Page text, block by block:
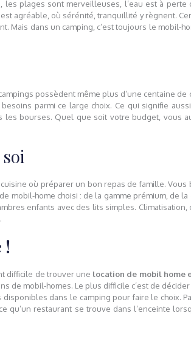
plages sont merveilleuses, l’eau est à
agréable, où sérénité, tranquillité y règnent.
Mais dans un camping, c’est toujours le mobil-
possèdent même plus d’une centaine
parmi ce large choix. Ce qui signifie
bourses. Quel que soit votre budget, vous
où préparer un bon repas de famille.
home choisi : de la gamme prémium, de
enfants avec des lits simples.
!
difficile de trouver une location de mobil home
de mobil-homes. Le plus difficile c’est de
dans le camping pour faire le choix.
restaurant se trouve dans l’enceinte